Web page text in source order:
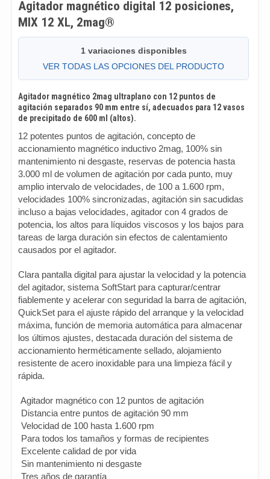
Agitador magnético digital 12 posiciones,
MIX 12 XL, 2mag®
1 variaciones disponibles
VER TODAS LAS OPCIONES DEL PRODUCTO
Agitador magnético 2mag ultraplano con 12 puntos de
agitación separados 90 mm entre sí, adecuados para 12 vasos
de precipitado de 600 ml (altos).
12 potentes puntos de agitación, concepto de
accionamiento magnético inductivo 2mag, 100% sin
mantenimiento ni desgaste, reservas de potencia hasta
3.000 ml de volumen de agitación por cada punto, muy
amplio intervalo de velocidades, de 100 a 1.600 rpm,
velocidades 100% sincronizadas, agitación sin sacudidas
incluso a bajas velocidades, agitador con 4 grados de
potencia, los altos para líquidos viscosos y los bajos para
tareas de larga duración sin efectos de calentamiento
causados por el agitador.
Clara pantalla digital para ajustar la velocidad y la potencia
del agitador, sistema SoftStart para capturar/centrar
fiablemente y acelerar con seguridad la barra de agitación,
QuickSet para el ajuste rápido del arranque y la velocidad
máxima, función de memoria automática para almacenar
los últimos ajustes, destacada duración del sistema de
accionamiento herméticamente sellado, alojamiento
resistente de acero inoxidable para una limpieza fácil y
rápida.
Agitador magnético con 12 puntos de agitación
Distancia entre puntos de agitación 90 mm
Velocidad de 100 hasta 1.600 rpm
Para todos los tamaños y formas de recipientes
Excelente calidad de por vida
Sin mantenimiento ni desgaste
Tres años de garantía